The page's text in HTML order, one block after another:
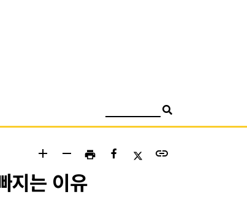
add remove print link
지는 이유